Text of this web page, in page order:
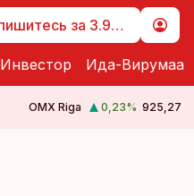
Подпишитесь за 3.99 €
Инвестор Ида-Вирумаа
OMX Riga 0,23% 925,27